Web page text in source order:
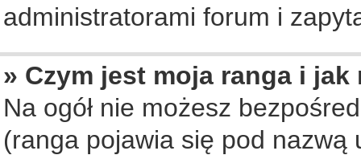
administratorami forum i
» Czym jest moja ranga i
Na ogół nie możesz
(ranga pojawia się pod